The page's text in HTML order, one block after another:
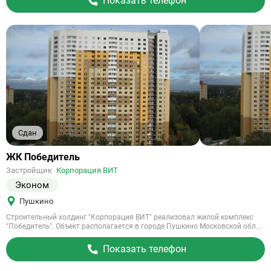
Сдан
Ссылка
объект
ЖК Победитель
Застройщик Корпорация ВИТ
Эконом
Пушкино
Строительный холдинг "Корпорация ВИТ" реализовал жилой комплекс
"Победитель". Объект располагается в городе Пушкино Московской обл...
Показать телефон